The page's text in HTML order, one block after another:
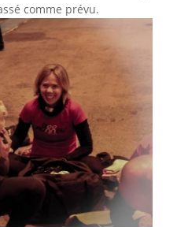
comme prévu.